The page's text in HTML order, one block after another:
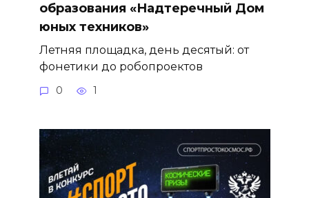
образования «Надтеречный Дом
юных техников»
Летняя площадка, день десятый: от
фонетики до робопроектов
0 1